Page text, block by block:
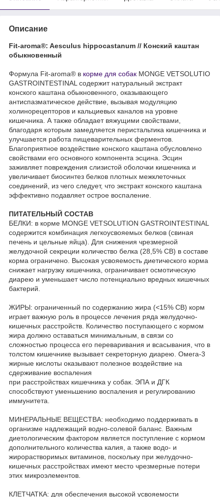
Описание
Fit-aroma®: Aesculus hippocastanum // Конский каштан
обыкновенный
Формула Fit-aroma® в корме для собак MONGE VETSOLUTIO
GASTROINTESTINAL содержит натуральный экстракт
конского каштана обыкновенного, оказывающего
антиспазматическое действие, вызывая модуляцию
холинорецепторов и кальциевых каналов на уровне
кишечника. А также обладает вяжущими свойствами,
благодаря которым замедляется перистальтика кишечника и
улучшается работа пищеварительных ферментов.
Благоприятное воздействие конского каштана обусловлено
свойствами его основного компонента эсцина. Эсцин
заживляет повреждения слизистой оболочки кишечника и
увеличивает биосинтез белков плотных межклеточных
соединений, из чего следует, что экстракт конского каштана
эффективно подавляет острое воспаление.
ПИТАТЕЛЬНЫЙ СОСТАВ
БЕЛКИ: в корме MONGE VETSOLUTION GASTROINTESTINAL
содержится комбинация легкоусвояемых белков (свиная
печень и цельные яйца). Для снижения чрезмерной
желудочной секреции количество белка (28,5% СВ) в составе
корма ограничено. Высокая усвояемость диетического корма
снижает нагрузку кишечника, ограничивает осмотическую
диарею и уменьшает число потенциально вредных кишечных
бактерий.
ЖИРЫ: ограниченный по содержанию жира (<15% СВ) корм
играет важную роль в процессе лечения ряда желудочно-
кишечных расстройств. Количество поступающего с кормом
жира должно оставаться минимальным, в связи со
сложностью процесса его переваривания и всасывания, что в
толстом кишечнике вызывает секреторную диарею. Омега-3
жирные кислоты оказывают полезное воздействие на
сдерживание воспаления
при расстройствах кишечника у собак. ЭПА и ДГК
способствуют уменьшению воспаления и регулированию
иммунитета.
МИНЕРАЛЬНЫЕ ВЕЩЕСТВА: необходимо поддерживать в
организме надлежащий водно-солевой баланс. Важным
диетологическим фактором является поступление с кормом
дополнительного количества калия, а также водо- и
жирорастворимых витаминов, поскольку при желудочно-
кишечных расстройствах имеют место чрезмерные потери
этих микроэлементов.
КЛЕТЧАТКА: для обеспечения высокой усвояемости